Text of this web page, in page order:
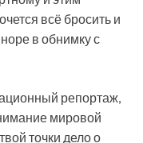
всё бросить и
в обнимку с
репортаж,
мировой
точки дело о